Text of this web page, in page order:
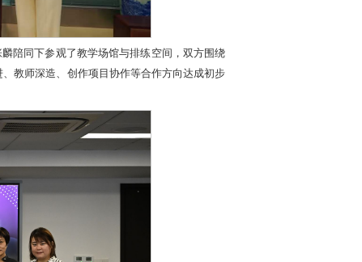
陪同下参观了教学场馆与排练空间，双方围绕
教师深造、创作项目协作等合作方向达成初步